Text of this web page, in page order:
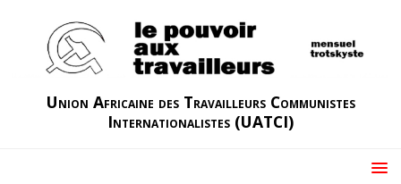
Union Africaine des Travailleurs Communistes
Internationalistes (UATCI)